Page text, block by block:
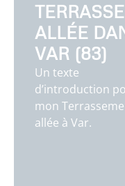
ALLÉE
VAR (83)
Un texte
d’introduction
mon
allée à Var.